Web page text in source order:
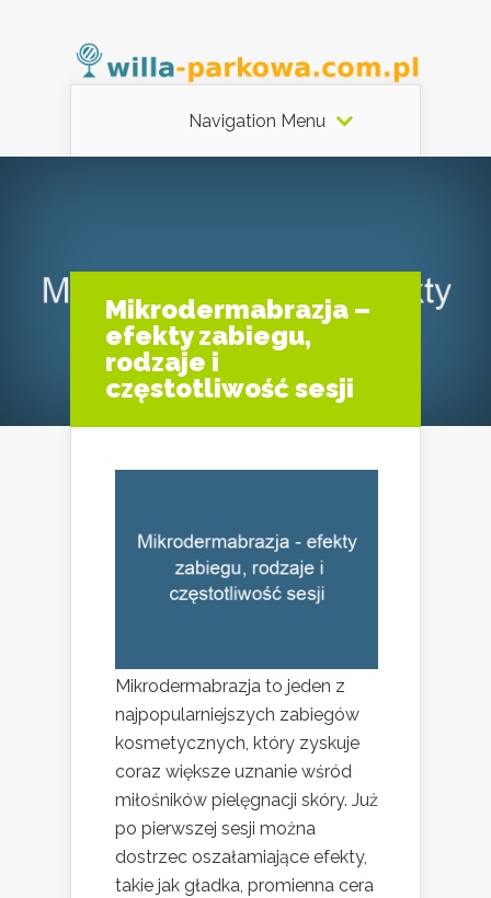
Navigation Menu
Mikrodermabrazja –
efekty zabiegu,
rodzaje i
częstotliwość sesji
Mikrodermabrazja to jeden z
najpopularniejszych zabiegów
kosmetycznych, który zyskuje
coraz większe uznanie wśród
miłośników pielęgnacji skóry. Już
po pierwszej sesji można
dostrzec oszałamiające efekty,
takie jak gładka, promienna cera